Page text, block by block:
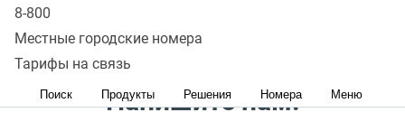
8-800
Местные городские номера
Тарифы на связь
Поиск Продукты Решения Номера Меню
Как отключить виджет интеграции
Остались вопросы?
Напишите нам: